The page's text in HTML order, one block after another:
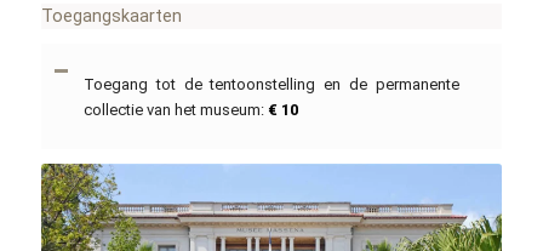
Toegangskaarten
Toegang tot de tentoonstelling en de permanente
collectie van het museum: € 10